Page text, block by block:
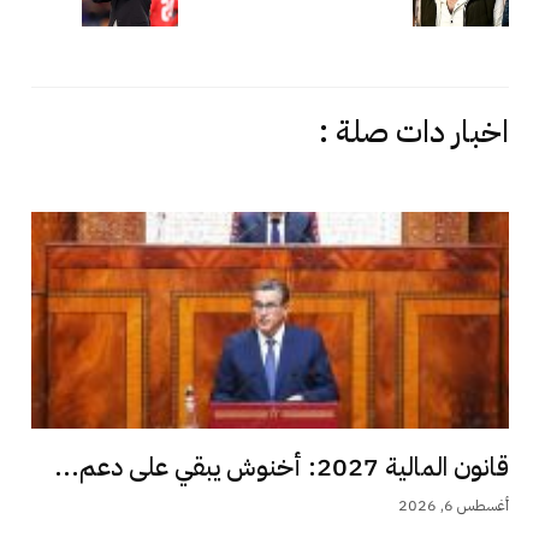
اخبار دات صلة :
قانون المالية 2027: أخنوش يبقي على دعم...
أغسطس 6, 2026